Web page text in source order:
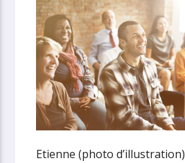
Etienne (photo d’illustration)